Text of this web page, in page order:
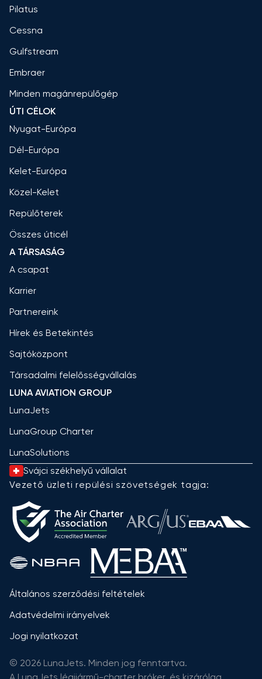
Pilatus
Cessna
Gulfstream
Embraer
Minden magánrepülőgép
ÚTI CÉLOK
Nyugat-Európa
Dél-Európa
Kelet-Európa
Közel-Kelet
Repülőterek
Összes úticél
A TÁRSASÁG
A csapat
Karrier
Partnereink
Hírek és Betekintés
Sajtóközpont
Társadalmi felelősségvállalás
LUNA AVIATION GROUP
LunaJets
LunaGroup Charter
LunaSolutions
Svájci székhelyű vállalat
Vezető üzleti repülési szövetségek tagja:
Általános szerződési feltételek
Adatvédelmi irányelvek
Jogi nyilatkozat
© 2026 LunaJets. Minden jog fenntartva.